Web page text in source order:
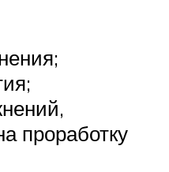
проработку